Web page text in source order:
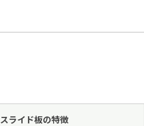
スライド板の特徴